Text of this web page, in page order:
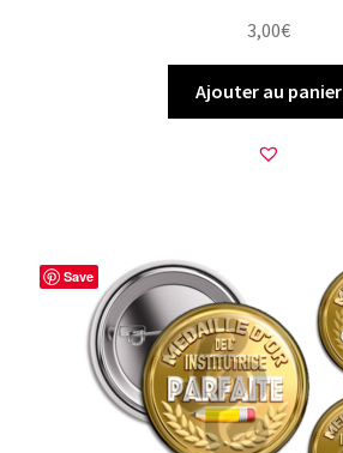
3,00€
Ajouter au panier
Save